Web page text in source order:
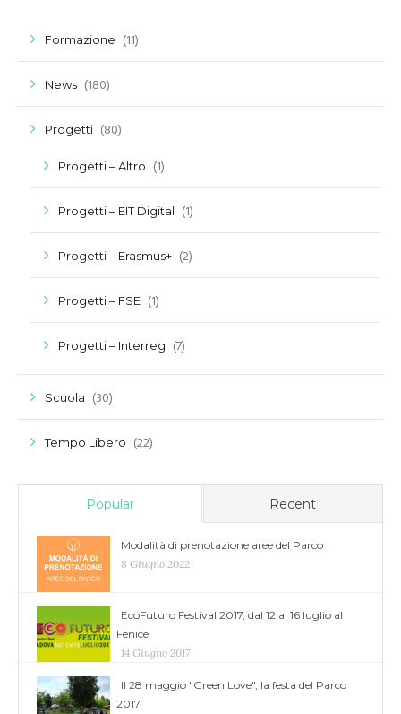
Formazione (11)
News (180)
Progetti (80)
Progetti – Altro (1)
Progetti – EIT Digital (1)
Progetti – Erasmus+ (2)
Progetti – FSE (1)
Progetti – Interreg (7)
Scuola (30)
Tempo Libero (22)
Popular Recent
Modalità di prenotazione aree del Parco
8 Giugno 2022
EcoFuturo Festival 2017, dal 12 al 16 luglio al
Fenice
14 Giugno 2017
Il 28 maggio "Green Love", la festa del Parco
2017